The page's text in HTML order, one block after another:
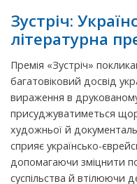
Зустріч:
літературна
Премія «Зустріч»
багатовіковий досвід
вираження в
присуджуватиметься
художньої й
сприяє українсько-
допомагаючи зміцнити
суспільства й втілюючи